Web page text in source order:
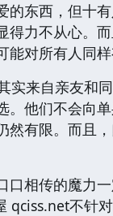
的东西，但十
得力不从心。
对所有人同样
来自亲友和
。他们不会向
然有限。而且
口相传的魔力
不针